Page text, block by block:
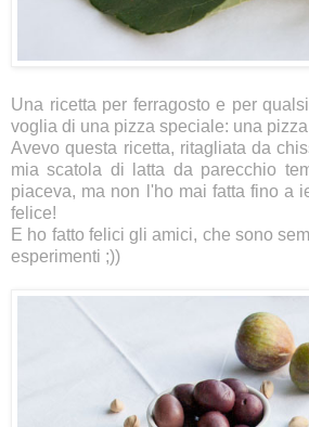
Una ricetta per ferragosto e per
voglia di una pizza speciale: una
Avevo questa ricetta, ritagliata da
mia scatola di latta da parecchio
piaceva, ma non l'ho mai fatta fino a
felice!
E ho fatto felici gli amici, che sono
esperimenti ;))